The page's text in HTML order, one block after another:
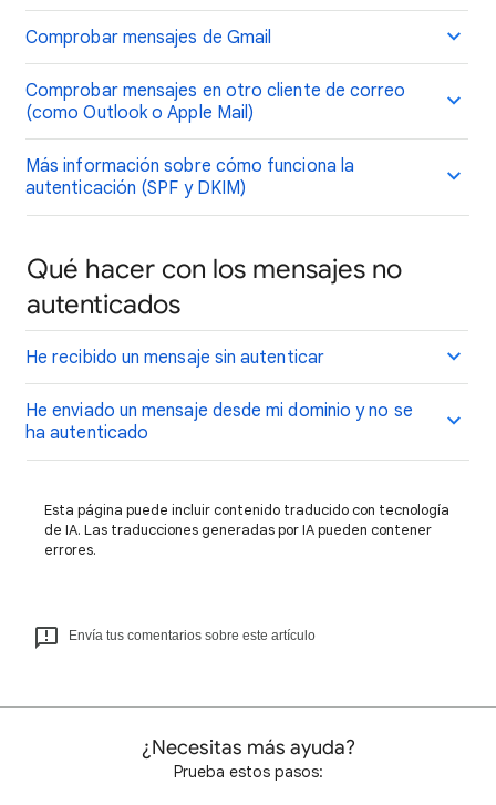
Comprobar mensajes de Gmail
Comprobar mensajes en otro cliente de correo
(como Outlook o Apple Mail)
Más información sobre cómo funciona la
autenticación (SPF y DKIM)
Qué hacer con los mensajes no
autenticados
He recibido un mensaje sin autenticar
He enviado un mensaje desde mi dominio y no se
ha autenticado
Esta página puede incluir contenido traducido con tecnología
de IA. Las traducciones generadas por IA pueden contener
errores.
Envía tus comentarios sobre este artículo
¿Necesitas más ayuda?
Prueba estos pasos: